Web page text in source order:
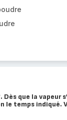
que la vapeur
le temps indiqué.